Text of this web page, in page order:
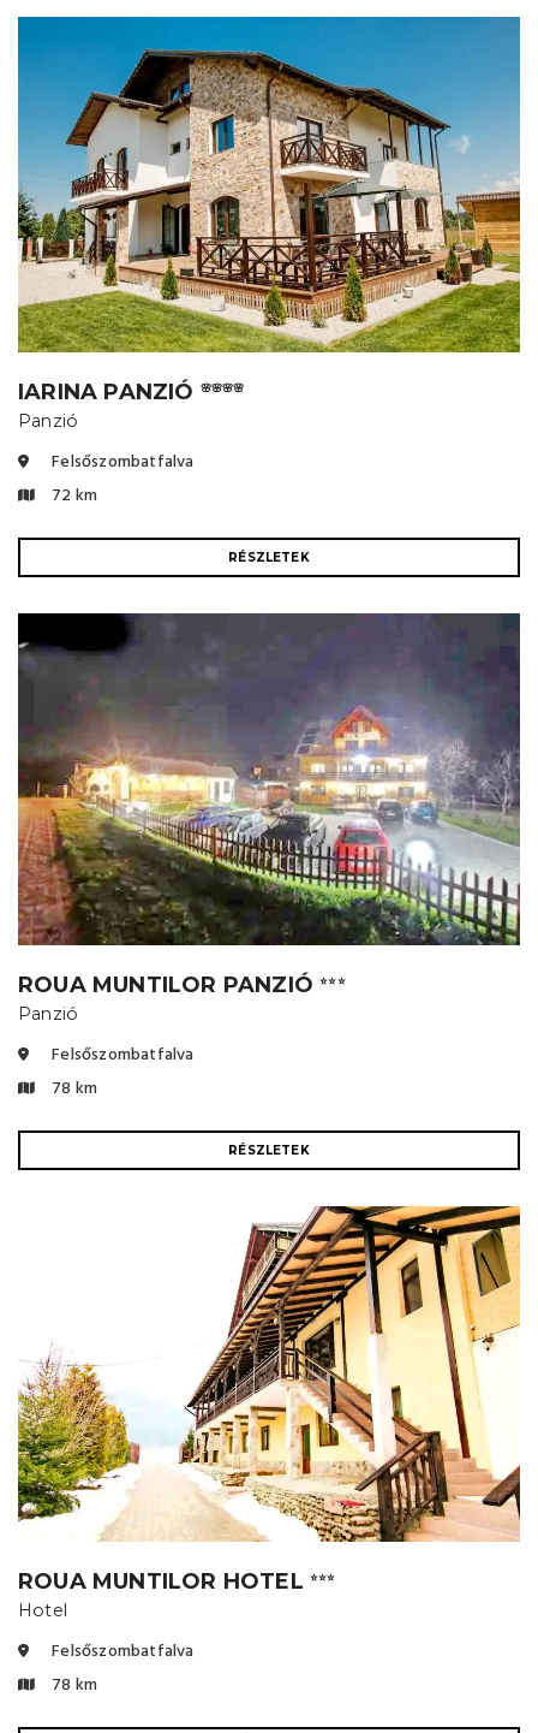
IARINA PANZIÓ 🌸🌸🌸🌸
Panzió
Felsőszombatfalva
72 km
RÉSZLETEK
ROUA MUNTILOR PANZIÓ⭐⭐⭐
Panzió
Felsőszombatfalva
78 km
RÉSZLETEK
ROUA MUNTILOR HOTEL ⭐⭐⭐
Hotel
Felsőszombatfalva
78 km